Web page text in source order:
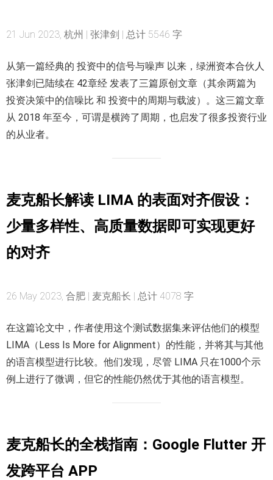
21 Jun 2023, 杭州 | 张津剑 | 总计 5546 字
从第一篇经典的 投资中的信号与噪声 以来，绿洲资本合伙人
张津剑已陆续在 42章经 发表了三篇原创文章（其余两篇为
投资决策中的信噪比 和 投资中的周期与载波）。这三篇文章
从 2018 年至今，可谓是横跨了周期，也启发了很多投资行业
的从业者。
麦克船长解读 LIMA 的表面对齐假设：
少量多样性、高质量数据即可实现更好
的对齐
26 May 2023, 合肥 | 麦克船长 | 总计 4078 字
在这篇论文中，作者使用这个测试数据集来评估他们的模型
LIMA（Less Is More for Alignment）的性能，并将其与其他
的语言模型进行比较。他们发现，尽管 LIMA 只在1000个示
例上进行了微调，但它的性能仍然优于其他的语言模型。
麦克船长的全栈指南：Google Flutter 开
发跨平台 APP